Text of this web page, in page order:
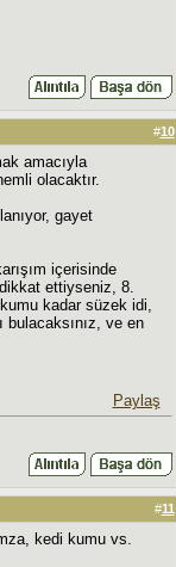
#10
amacıyla
olacaktır.
gayet
içerisinde
ettiyseniz, 8.
kadar süzek idi,
ve en
Paylaş
#11
kedi kumu vs.